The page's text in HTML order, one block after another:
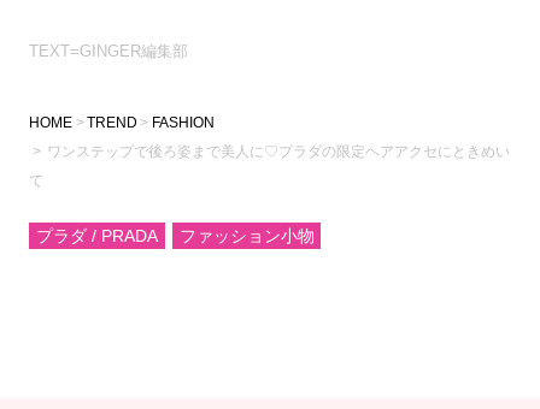
TEXT=GINGER編集部
HOME TREND
FASHION
ワンステップで後ろ姿まで美人に♡プラダの限定ヘアアクセにときめい
て
プラダ / PRADA ファッション小物